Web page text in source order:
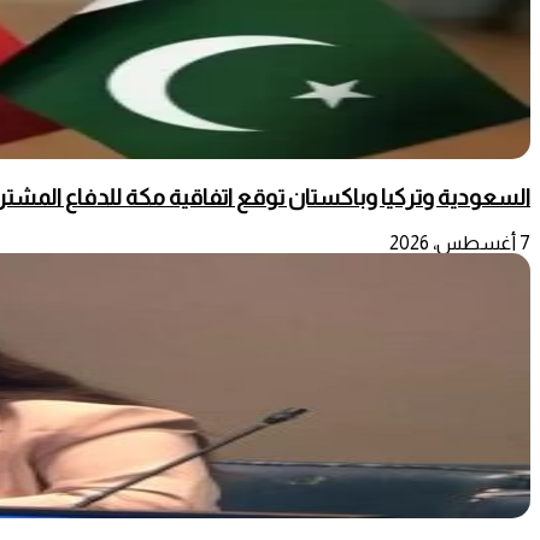
السعودية وتركيا وباكستان توقع اتفاقية مكة للدفاع
7 أغسطس، 2026